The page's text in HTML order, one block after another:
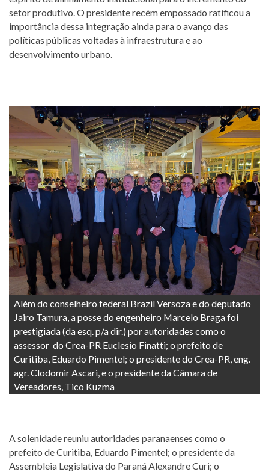
setor produtivo. O presidente recém empossado ratificou a
importância dessa integração ainda para o avanço das
políticas públicas voltadas à infraestrutura e ao
desenvolvimento urbano.
Além do conselheiro federal Brazil Versoza e do deputado
Jairo Tamura, a posse do engenheiro Marcelo Braga foi
prestigiada (da esq. p/a dir.) por autoridades como o
assessor do Crea-PR Euclesio Finatti; o prefeito de
Curitiba, Eduardo Pimentel; o presidente do Crea-PR, eng.
agr. Clodomir Ascari, e o presidente da Câmara de
Vereadores, Tico Kuzma
A solenidade reuniu autoridades paranaenses como o
prefeito de Curitiba, Eduardo Pimentel; o presidente da
Assembleia Legislativa do Paraná Alexandre Curi; o